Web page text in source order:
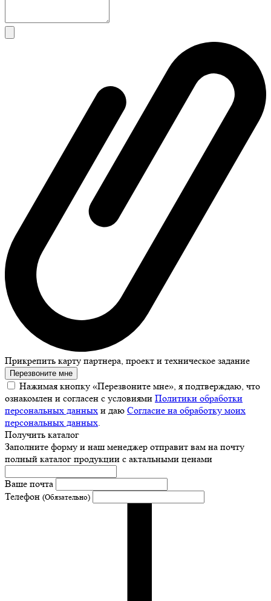
Прикрепить карту партнера, проект и техническое задание
Перезвоните мне
Нажимая кнопку «Перезвоните мне», я подтверждаю, что
ознакомлен и согласен с условиями Политики обработки
персональных данных и даю Согласие на обработку моих
персональных данных.
Получить каталог
Заполните форму и наш менеджер отправит вам на почту
полный каталог продукции с актальными ценами
Ваше почта
Телефон (Обязательно)